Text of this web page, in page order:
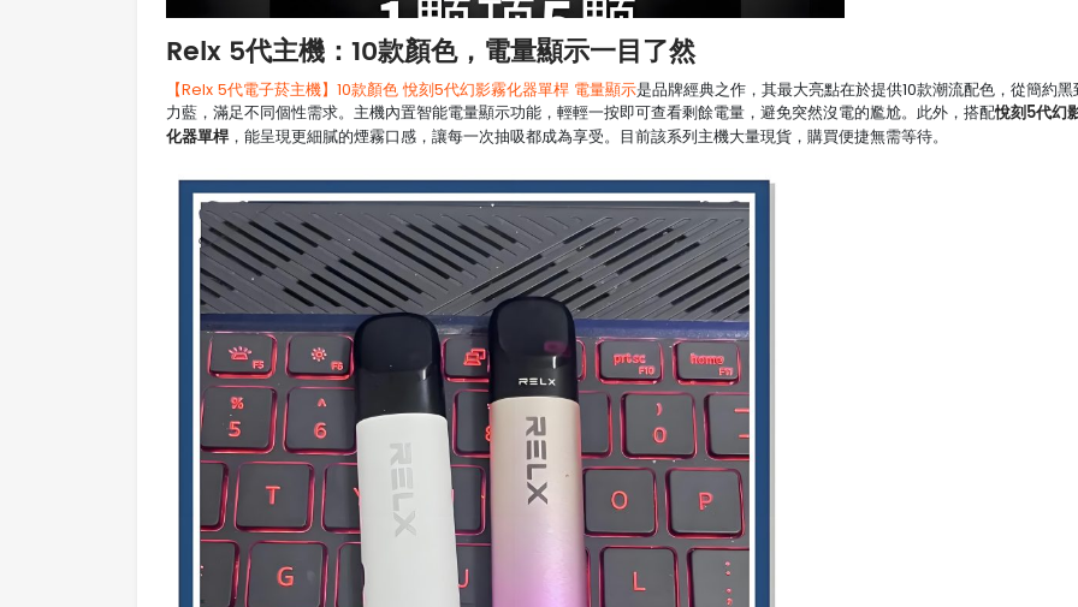
Relx 5代主機：10款顏色，電量顯示一目了然
【Relx 5代電子菸主機】10款顏色 悅刻5代幻影霧化器單桿 電量顯示是品牌經典之作，其最大亮點在於提供10款潮流配色，從簡約黑
力藍，滿足不同個性需求。主機內置智能電量顯示功能，輕輕一按即可查看剩餘電量，避免突然沒電的尷尬。此外，搭配悅刻5代幻
化器單桿，能呈現更細膩的煙霧口感，讓每一次抽吸都成為享受。目前該系列主機大量現貨，購買便捷無需等待。